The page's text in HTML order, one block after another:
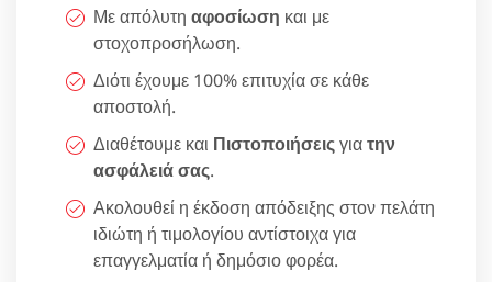
Με απόλυτη αφοσίωση και με
στοχοπροσήλωση.
Διότι έχουμε 100% επιτυχία σε κάθε
αποστολή.
Διαθέτουμε και Πιστοποιήσειςγιατην
ασφάλειά σας.
Ακολουθεί η έκδοση απόδειξης στον πελάτη
ιδιώτη ή τιμολογίου αντίστοιχα για
επαγγελματία ή δημόσιο φορέα.